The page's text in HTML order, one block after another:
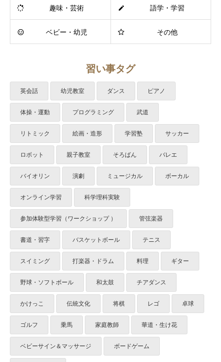
趣味・芸術 語学・学習
ベビー・幼児 その他
習い事タグ
英会話 幼児教室 ダンス ピアノ
体操・運動 プログラミング 武道
リトミック 絵画・造形 学習塾 サッカー
ロボット 親子教室 そろばん バレエ
バイオリン 演劇 ミュージカル ボーカル
オンライン学習 科学理科実験
参加体験型学習（ワークショップ ） 管弦楽器
書道・習字 バスケットボール テニス
スイミング 打楽器・ドラム 料理 ギター
野球・ソフトボール 和太鼓 チアダンス
かけっこ 伝統文化 将棋 レゴ 卓球
ゴルフ 乗馬 家庭教師 華道・生け花
ベビーサイン＆マッサージ ボードゲーム